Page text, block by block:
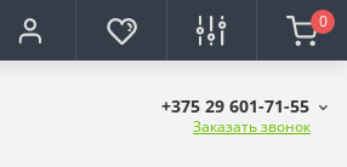
0
+375 29 601-71-55
Заказать звонок